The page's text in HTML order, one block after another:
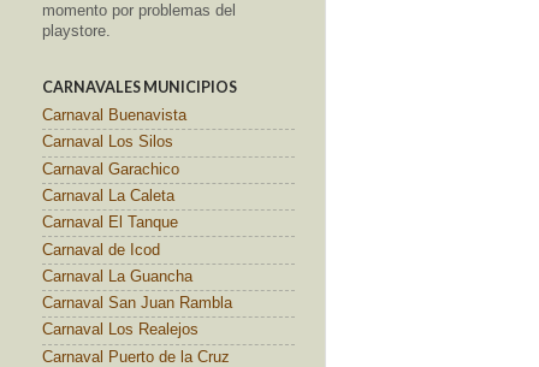
momento por problemas del
playstore.
CARNAVALES MUNICIPIOS
Carnaval Buenavista
Carnaval Los Silos
Carnaval Garachico
Carnaval La Caleta
Carnaval El Tanque
Carnaval de Icod
Carnaval La Guancha
Carnaval San Juan Rambla
Carnaval Los Realejos
Carnaval Puerto de la Cruz